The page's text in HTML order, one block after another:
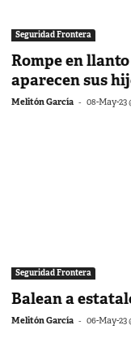
Seguridad Frontera
Rompe en
aparecen sus
Melitón García - 08-May-23
Seguridad Frontera
Balean a
Melitón García - 06-May-23